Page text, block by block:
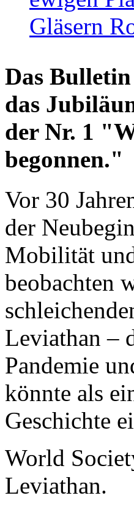
Gläsern
Das
das
der Nr. 1
begonnen."
Vor 30
der
Mobilität
beobachten
Leviathan –
Pandemie
könnte als
Geschichte
World
Leviathan.